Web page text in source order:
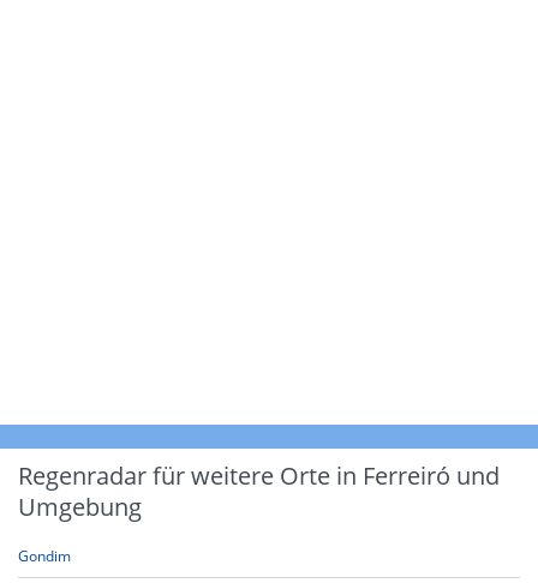
Regenradar für weitere Orte in Ferreiró und
Umgebung
Gondim